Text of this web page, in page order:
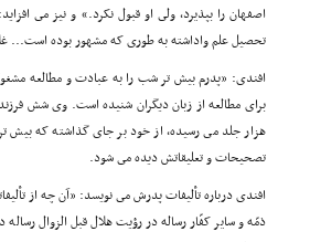
اصفهان را بپذیرد، ولى او قبول نکرد.» و نیز مى
تحصیل علم واداشته به طورى که مشهور بوده است...
افندى: «پدرم بیش تر شب را به عبادت و مطالعه
براى مطالعه از زبان دیگران شنیده است. وى شش
هزار جلد مى رسیده، از خود بر جاى گذاشته که بیش
تصحیحات و تعلیقاتش دیده مى شود.
افندى درباره تألیفات پدرش مى نویسد: «آن چه از
ذمّه و سایر کفّار رساله در رؤیت هلال قبل الزوال